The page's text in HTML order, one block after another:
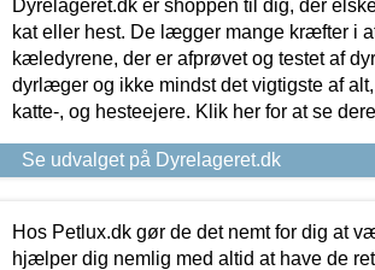
Dyrelageret.dk er shoppen til dig, der
kat eller hest. De lægger mange kræfter i
kæledyrene, der er afprøvet og testet af
dyrlæger og ikke mindst det vigtigste af
katte-, og hesteejere. Klik her for at se
Se udvalget på Dyrelageret.dk
Hos Petlux.dk gør de det nemt for dig at
hjælper dig nemlig med altid at have de